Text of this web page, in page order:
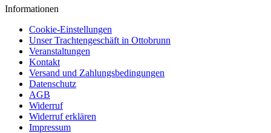
Informationen
Cookie-Einstellungen
Unser Trachtengeschäft in Ottobrunn
Veranstaltungen
Kontakt
Versand und Zahlungsbedingungen
Datenschutz
AGB
Widerruf
Widerruf erklären
Impressum